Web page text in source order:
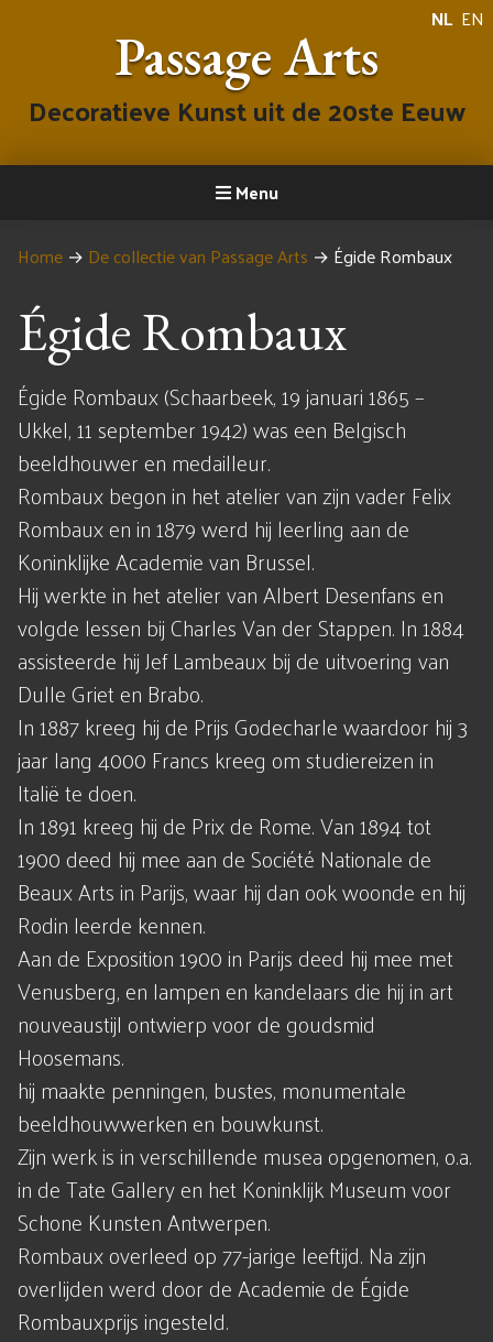
NL EN
Passage Arts
Decoratieve Kunst uit de 20ste Eeuw
Menu
Home → De collectie van Passage Arts → Égide Rombaux
Égide Rombaux
Égide Rombaux (Schaarbeek, 19 januari 1865 –
Ukkel, 11 september 1942) was een Belgisch
beeldhouwer en medailleur.
Rombaux begon in het atelier van zijn vader Felix
Rombaux en in 1879 werd hij leerling aan de
Koninklijke Academie van Brussel.
Hij werkte in het atelier van Albert Desenfans en
volgde lessen bij Charles Van der Stappen. In 1884
assisteerde hij Jef Lambeaux bij de uitvoering van
Dulle Griet en Brabo.
In 1887 kreeg hij de Prijs Godecharle waardoor hij 3
jaar lang 4000 Francs kreeg om studiereizen in
Italië te doen.
In 1891 kreeg hij de Prix de Rome. Van 1894 tot
1900 deed hij mee aan de Société Nationale de
Beaux Arts in Parijs, waar hij dan ook woonde en hij
Rodin leerde kennen.
Aan de Exposition 1900 in Parijs deed hij mee met
Venusberg, en lampen en kandelaars die hij in art
nouveaustijl ontwierp voor de goudsmid
Hoosemans.
hij maakte penningen, bustes, monumentale
beeldhouwwerken en bouwkunst.
Zijn werk is in verschillende musea opgenomen, o.a.
in de Tate Gallery en het Koninklijk Museum voor
Schone Kunsten Antwerpen.
Rombaux overleed op 77-jarige leeftijd. Na zijn
overlijden werd door de Academie de Égide
Rombauxprijs ingesteld.